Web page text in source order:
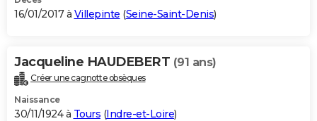
16/01/2017 à Villepinte (Seine-Saint-Denis)
Jacqueline HAUDEBERT (91 ans)
Créer une cagnotte obsèques
Naissance
30/11/1924 à Tours (Indre-et-Loire)